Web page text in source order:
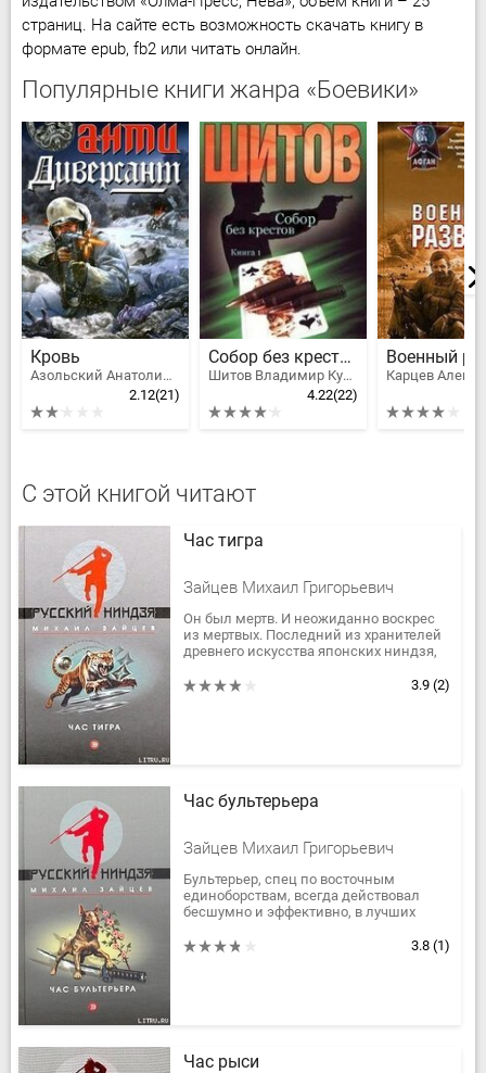
страниц. На сайте есть возможность скачать книгу в
формате epub, fb2 или читать онлайн.
Популярные книги жанра «Боевики»
Кровь
Азольский Анатолий Алексеевич
2.12(21)
Собор без крестов
Шитов Владимир Кузьмич
4.22(22)
С этой книгой читают
Час тигра
Зайцев Михаил Григорьевич
Он был мертв. И неожиданно воскрес
из мертвых. Последний из хранителей
древнего искусства японских ниндзя,
Семен Ступин по кличке...
3.9 (2)
Час бультерьера
Зайцев Михаил Григорьевич
Бультерьер, спец по восточным
единоборствам, всегда действовал
бесшумно и эффективно, в лучших
боялись все ― киллеры,
3.8 (1)
Час рыси